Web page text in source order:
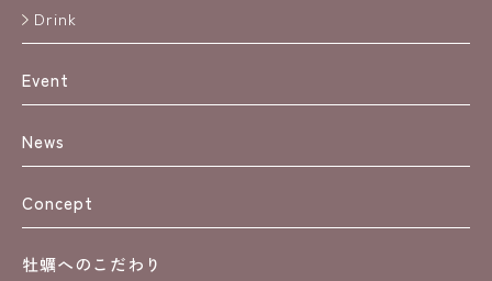
Drink
Event
News
Concept
牡蠣へのこだわり